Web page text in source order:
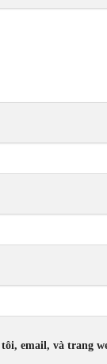
email, và trang